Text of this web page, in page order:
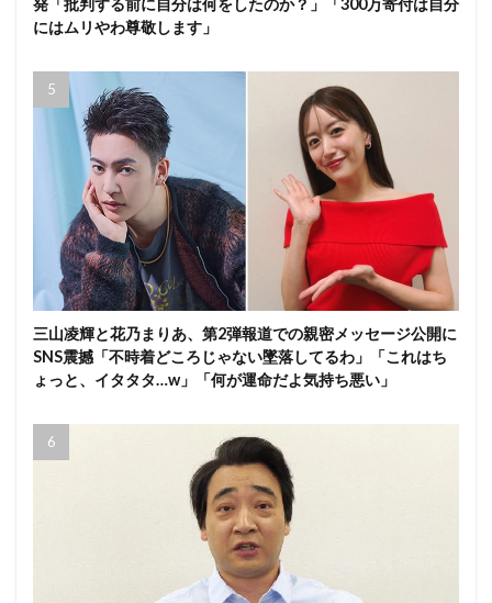
発「批判する前に自分は何をしたのか？」「300万寄付は自分
にはムリやわ尊敬します」
三山凌輝と花乃まりあ、第2弾報道での親密メッセージ公開に
SNS震撼「不時着どころじゃない墜落してるわ」「これはち
ょっと、イタタタ…w」「何が運命だよ気持ち悪い」